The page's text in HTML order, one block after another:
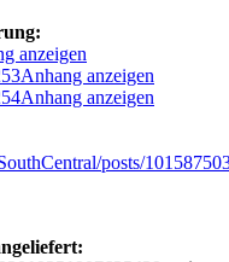
anzeigen
Anhang anzeigen
Anhang anzeigen
posts/